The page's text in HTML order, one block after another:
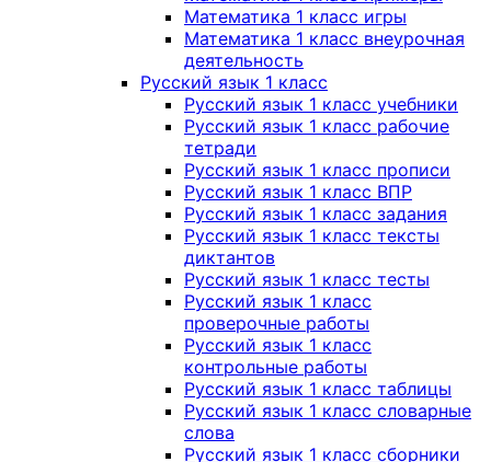
Математика 1 класс игры
Математика 1 класс внеурочная
деятельность
Русский язык 1 класс
Русский язык 1 класс учебники
Русский язык 1 класс рабочие
тетради
Русский язык 1 класс прописи
Русский язык 1 класс ВПР
Русский язык 1 класс задания
Русский язык 1 класс тексты
диктантов
Русский язык 1 класс тесты
Русский язык 1 класс
проверочные работы
Русский язык 1 класс
контрольные работы
Русский язык 1 класс таблицы
Русский язык 1 класс словарные
слова
Русский язык 1 класс сборники